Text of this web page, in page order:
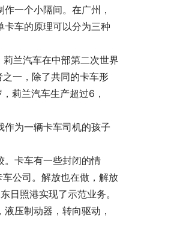
一个小隔间。在广州，
车的原理可以分为三种
兰汽车在中部第二次世界
一，除了共同的卡车形
莉兰汽车生产超过6，
作为一辆卡车司机的孩子
。卡车有一些封闭的情
公司。解放也在做，解放
日照港实现了示范业务。
压制动器，转向驱动，